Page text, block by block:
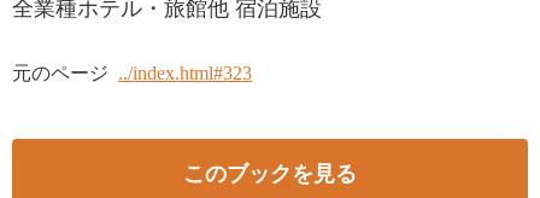
全業種ホテル・旅館他 宿泊施設
元のページ ../index.html#323
このブックを見る